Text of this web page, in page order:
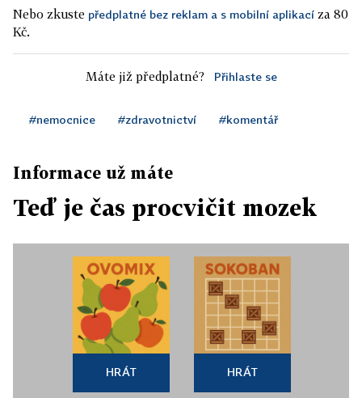
Nebo zkuste předplatné bez reklam a s mobilní aplikací za 80
Kč.
Máte již předplatné? Přihlaste se
#nemocnice #zdravotnictví #komentář
Informace už máte
Teď je čas procvičit mozek
HRÁT HRÁT